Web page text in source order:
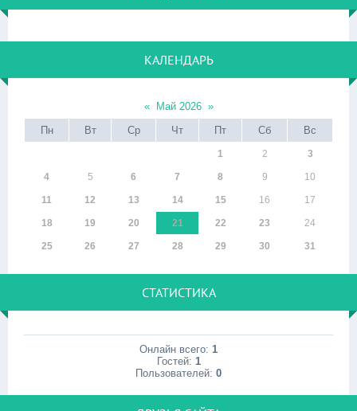
КАЛЕНДАРЬ
« Май 2026 »
Пн
Вт Ср Чт Пт Сб Вс
1 2 3
4 5 6 7 8 9 10
11 12 13 14 15 16 17
18 19 20 21 22 23 24
25 26 27 28 29 30 31
СТАТИСТИКА
Онлайн всего: 1
Гостей: 1
Пользователей: 0